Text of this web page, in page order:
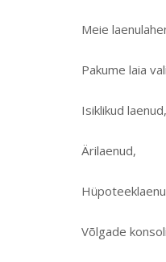
Meie
Pakume laia
Isiklikud laenud,
Ärilaenud,
Võlgade